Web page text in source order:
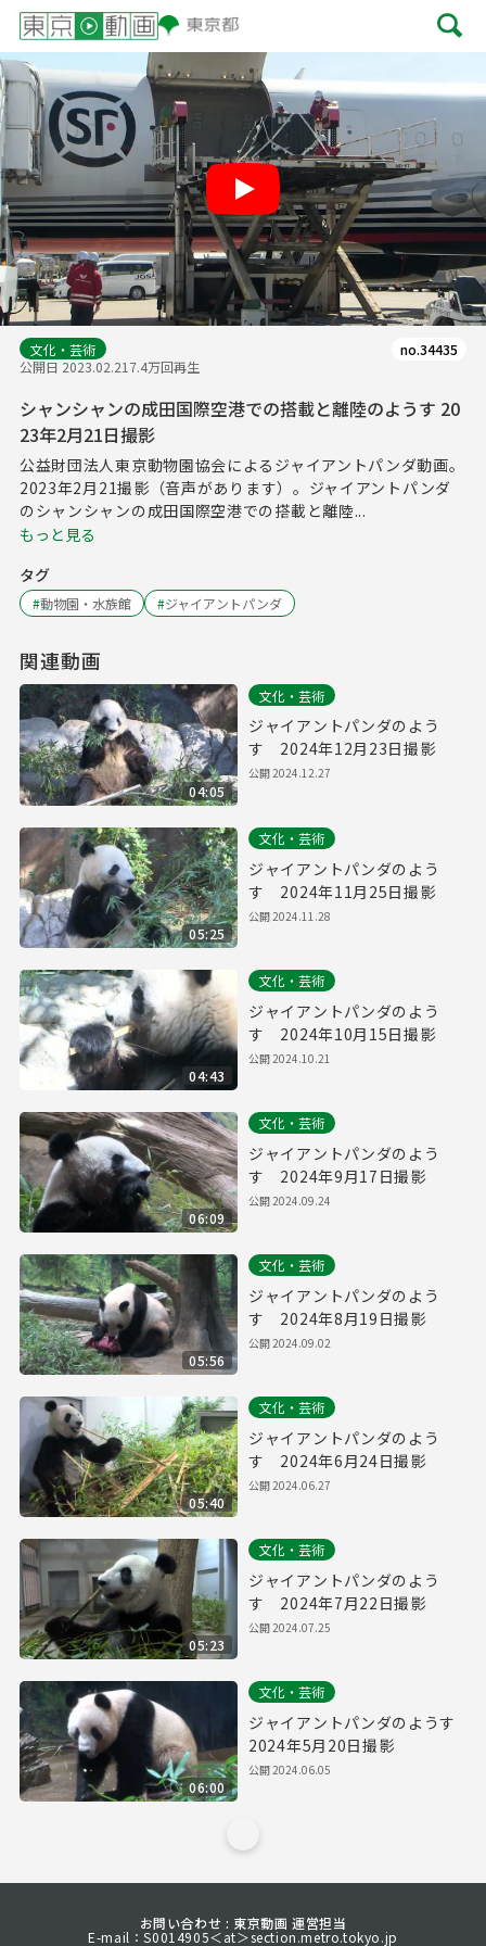
Play
文化・芸術
公開日 2023.02.217.4万回再生
no.34435
シャンシャンの成田国際空港での搭載と離陸のようす 20
23年2月21日撮影
公益財団法人東京動物園協会によるジャイアントパンダ動画。
2023年2月21撮影（音声があります）。ジャイアントパンダ
のシャンシャンの成田国際空港での搭載と離陸...
もっと見る
タグ
#動物園・水族館 #ジャイアントパンダ
関連動画
04:05
文化・芸術
ジャイアントパンダのよう
す 2024年12月23日撮影
公開2024.12.27
05:25
文化・芸術
ジャイアントパンダのよう
す 2024年11月25日撮影
公開2024.11.28
04:43
文化・芸術
ジャイアントパンダのよう
す 2024年10月15日撮影
公開2024.10.21
06:09
文化・芸術
ジャイアントパンダのよう
す 2024年9月17日撮影
公開2024.09.24
05:56
文化・芸術
ジャイアントパンダのよう
す 2024年8月19日撮影
公開2024.09.02
05:40
文化・芸術
ジャイアントパンダのよう
す 2024年6月24日撮影
公開2024.06.27
05:23
文化・芸術
ジャイアントパンダのよう
す 2024年7月22日撮影
公開2024.07.25
06:00
文化・芸術
ジャイアントパンダのようす
2024年5月20日撮影
公開2024.06.05
お問い合わせ : 東京動画 運営担当
E-mail：S0014905＜at＞section.metro.tokyo.jp